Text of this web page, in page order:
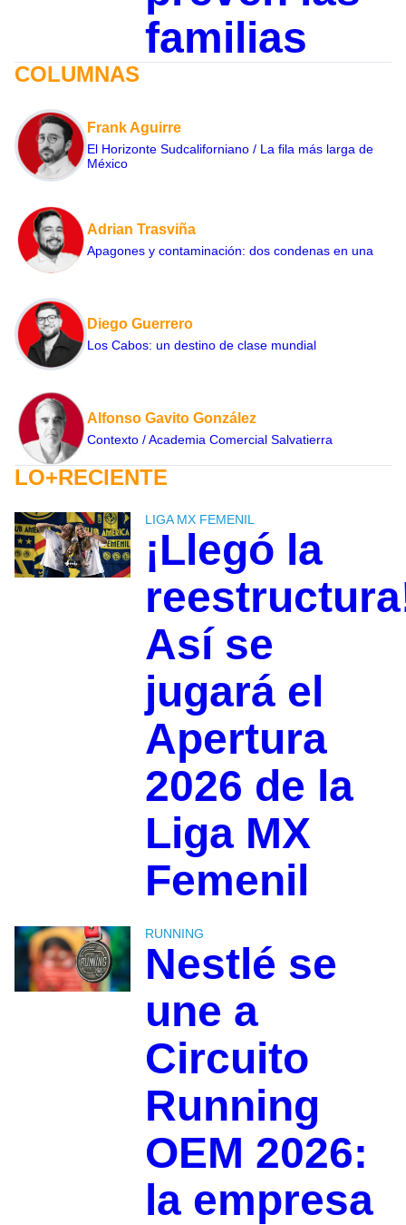
familias
COLUMNAS
Frank Aguirre
El Horizonte Sudcaliforniano / La fila más larga de
México
Adrian Trasviña
Apagones y contaminación: dos condenas en una
Diego Guerrero
Los Cabos: un destino de clase mundial
Alfonso Gavito González
Contexto / Academia Comercial Salvatierra
LO+RECIENTE
LIGA MX FEMENIL
¡Llegó la
Así se
jugará el
Apertura
2026 de la
Liga MX
Femenil
RUNNING
Nestlé se
une a
Circuito
Running
OEM 2026:
la empresa